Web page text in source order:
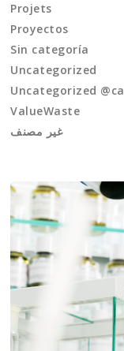
Projets
Proyectos
Sin categoría
Uncategorized
Uncategorized @ca
ValueWaste
غير مصنف